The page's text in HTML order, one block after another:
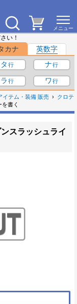
い！
カナ
英数字
タ
ナ
ラ ワ
イテム・装備 販売
クロテ
書く
スラッシュライ